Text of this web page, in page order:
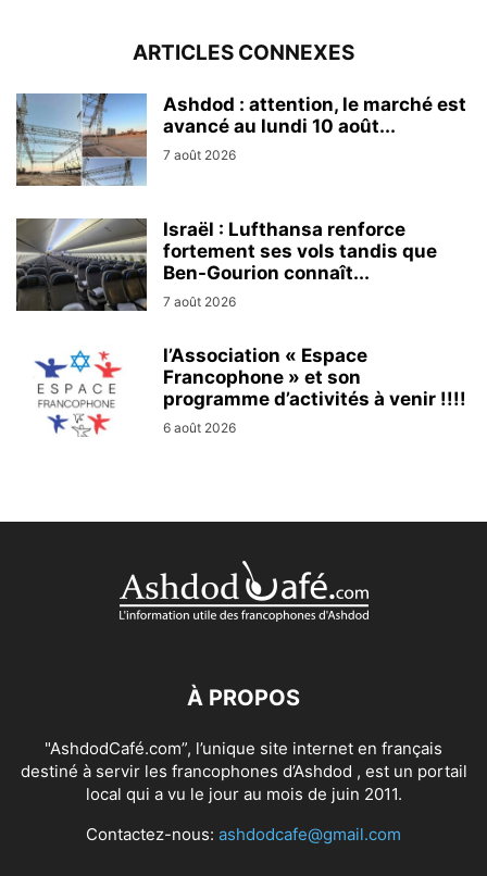
ARTICLES CONNEXES
Ashdod : attention, le marché est
avancé au lundi 10 août...
7 août 2026
Israël : Lufthansa renforce
fortement ses vols tandis que
Ben-Gourion connaît...
7 août 2026
l’Association « Espace
Francophone » et son
programme d’activités à venir !!!!
6 août 2026
À PROPOS
"AshdodCafé.com”, l’unique site internet en français
destiné à servir les francophones d’Ashdod , est un portail
local qui a vu le jour au mois de juin 2011.
Contactez-nous: ashdodcafe@gmail.com